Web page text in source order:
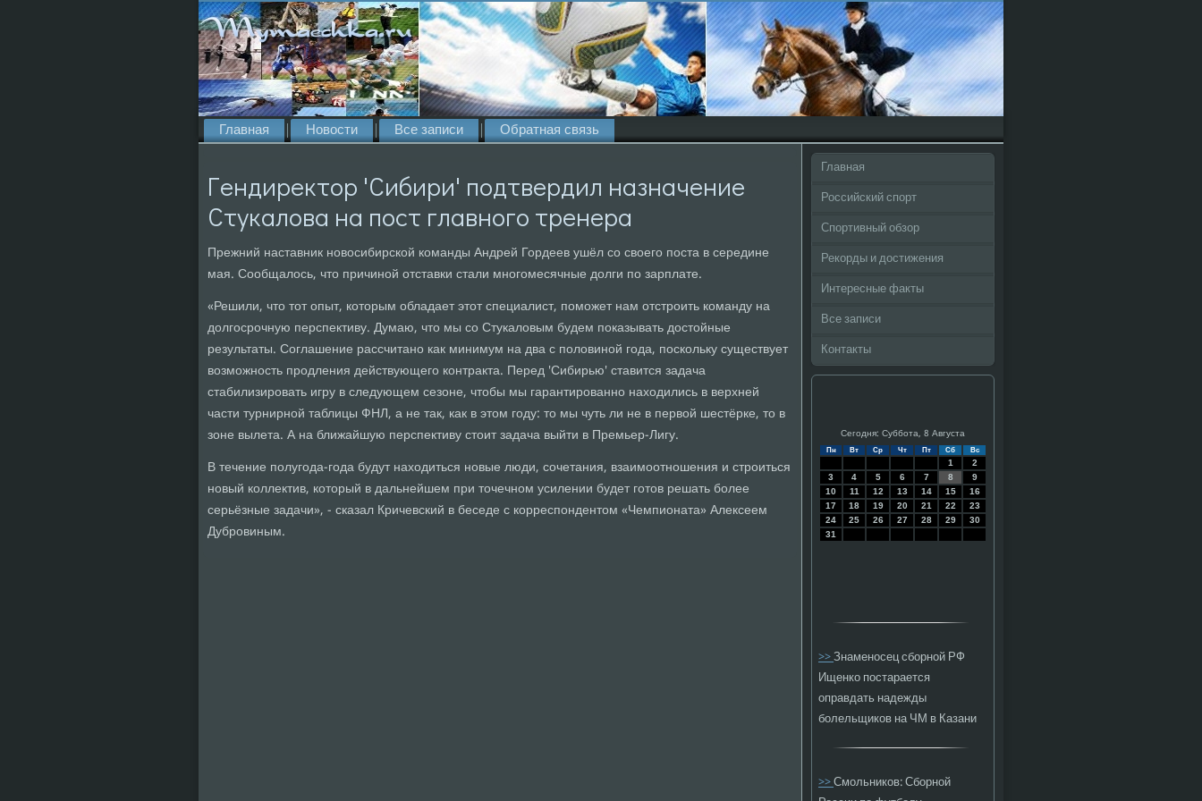
Главная Новости Все записи Обратная связь
Гендиректор 'Сибири' подтвердил назначение
Стукалова на пост главного тренера
Прежний наставник новосибирской команды Андрей Гордеев ушёл со своего поста в середине
мая. Сообщалось, что причиной отставки стали многомесячные долги по зарплате.
«Решили, что тот опыт, которым обладает этот специалист, поможет нам отстроить команду на
долгосрочную перспективу. Думаю, что мы со Стукаловым будем показывать достойные
результаты. Соглашение рассчитано как минимум на два с половиной года, поскольку существует
возможность продления действующего контракта. Перед 'Сибирью' ставится задача
стабилизировать игру в следующем сезоне, чтобы мы гарантированно находились в верхней
части турнирной таблицы ФНЛ, а не так, как в этом году: то мы чуть ли не в первой шестёрке, то в
зоне вылета. А на ближайшую перспективу стоит задача выйти в Премьер-Лигу.
В течение полугода-года будут находиться новые люди, сочетания, взаимоотношения и строиться
новый коллектив, который в дальнейшем при точечном усилении будет готов решать более
серьёзные задачи», - сказал Кричевский в беседе с корреспондентом «Чемпионата» Алексеем
Дубровиным.
Главная
Российский спорт
Спортивный обзор
Рекорды и достижения
Интересные факты
Все записи
Контакты
Сегодня: Суббота, 8 Августа
Пн Вт Ср Чт Пт Сб Вс
1
2
3
4 5 6 7 8
9
10
11 12 13 14 15
16
17
18 19 20 21 22
23
24
25 26 27 28 29
30
31
>>Знаменосец сборной РФ
Ищенко постарается
оправдать надежды
болельщиков на ЧМ в Казани
>>Смольников: Сборной